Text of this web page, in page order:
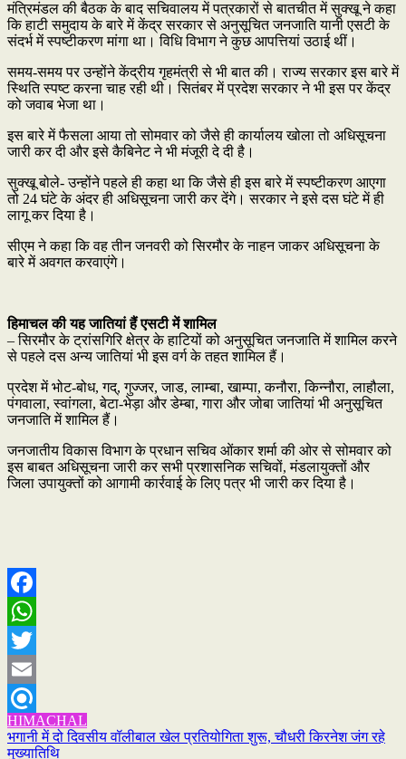
मंत्रिमंडल की बैठक के बाद सचिवालय में पत्रकारों से बातचीत में सुक्खू ने कहा
कि हाटी समुदाय के बारे में केंद्र सरकार से अनुसूचित जनजाति यानी एसटी के
संदर्भ में स्पष्टीकरण मांगा था। विधि विभाग ने कुछ आपत्तियां उठाई थीं।
समय-समय पर उन्होंने केंद्रीय गृहमंत्री से भी बात की। राज्य सरकार इस बारे में
स्थिति स्पष्ट करना चाह रही थी। सितंबर में प्रदेश सरकार ने भी इस पर केंद्र
को जवाब भेजा था।
इस बारे में फैसला आया तो सोमवार को जैसे ही कार्यालय खोला तो अधिसूचना
जारी कर दी और इसे कैबिनेट ने भी मंजूरी दे दी है।
सुक्खू बोले- उन्होंने पहले ही कहा था कि जैसे ही इस बारे में स्पष्टीकरण आएगा
तो 24 घंटे के अंदर ही अधिसूचना जारी कर देंगे। सरकार ने इसे दस घंटे में ही
लागू कर दिया है।
सीएम ने कहा कि वह तीन जनवरी को सिरमौर के नाहन जाकर अधिसूचना के
बारे में अवगत करवाएंगे।
हिमाचल की यह जातियां हैं एसटी में शामिल
– सिरमौर के ट्रांसगिरि क्षेत्र के हाटियों को अनुसूचित जनजाति में शामिल करने
से पहले दस अन्य जातियां भी इस वर्ग के तहत शामिल हैं।
प्रदेश में भोट-बोध, गद्, गुज्जर, जाड, लाम्बा, खाम्पा, कनौरा, किन्नौरा, लाहौला,
पंगवाला, स्वांगला, बेटा-भेड़ा और डेम्बा, गारा और जोबा जातियां भी अनुसूचित
जनजाति में शामिल हैं।
जनजातीय विकास विभाग के प्रधान सचिव ओंकार शर्मा की ओर से सोमवार को
इस बाबत अधिसूचना जारी कर सभी प्रशासनिक सचिवों, मंडलायुक्तों और
जिला उपायुक्तों को आगामी कार्रवाई के लिए पत्र भी जारी कर दिया है।
Facebook
WhatsApp
Twitter
Email
Refind
HIMACHAL
Post
भगानी में दो दिवसीय वॉलीबाल खेल प्रतियोगिता शुरू, चौधरी किरनेश जंग रहे
मुख्यातिथि